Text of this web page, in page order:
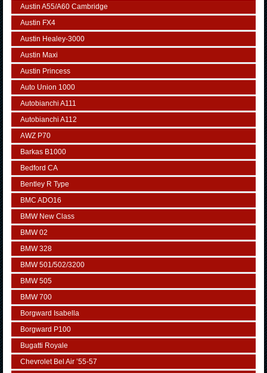
Austin A55/A60 Cambridge
Austin FX4
Austin Healey-3000
Austin Maxi
Austin Princess
Auto Union 1000
Autobianchi A111
Autobianchi A112
AWZ P70
Barkas B1000
Bedford CA
Bentley R Type
BMC ADO16
BMW New Class
BMW 02
BMW 328
BMW 501/502/3200
BMW 505
BMW 700
Borgward Isabella
Borgward P100
Bugatti Royale
Chevrolet Bel Air ’55-57